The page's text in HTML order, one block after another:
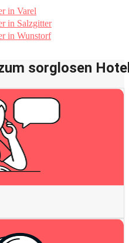
in Varel
in Salzgitter
in Wunstorf
sorglosen